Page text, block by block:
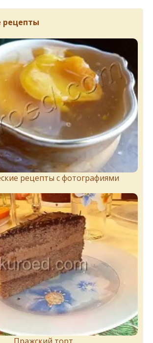
рецепты
рецепты с фотографиями